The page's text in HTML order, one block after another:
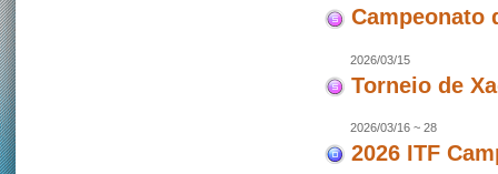
Campeonato
2026/03/15
Torneio de
2026/03/16 ~ 28
2026 ITF